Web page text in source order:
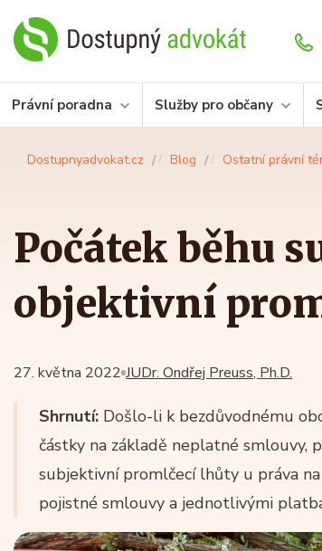
Právní poradna Služby pro občany
Dostupnyadvokat.cz Blog Ostatní právní
Počátek běhu
objektivní
JUDr. Ondřej Preuss, Ph.D.
27. května 2022
Shrnutí: Došlo-li k bezdůvodnému
částky na základě neplatné
subjektivní promlčecí lhůty u práva
pojistné smlouvy a jednotlivými